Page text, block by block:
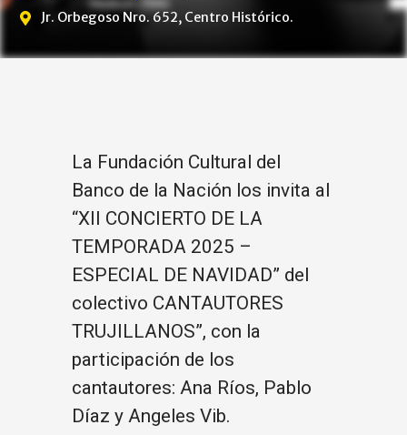
Jr. Orbegoso Nro. 652, Centro Histórico.
La Fundación Cultural del
Banco de la Nación los invita al
“XII CONCIERTO DE LA
TEMPORADA 2025 –
ESPECIAL DE NAVIDAD” del
colectivo CANTAUTORES
TRUJILLANOS”, con la
participación de los
cantautores: Ana Ríos, Pablo
Díaz y Angeles Vib.